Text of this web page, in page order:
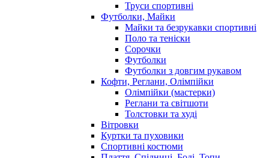
Труси спортивні
Футболки, Майки
Майки та безрукавки спортивні
Поло та теніски
Сорочки
Футболки
Футболки з довгим рукавом
Кофти, Реглани, Олімпійки
Олімпійки (мастерки)
Реглани та світшоти
Толстовки та худі
Вітровки
Куртки та пуховики
Спортивні костюми